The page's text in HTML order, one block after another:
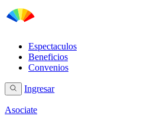
Espectaculos
Beneficios
Convenios
Ingresar
Asociate